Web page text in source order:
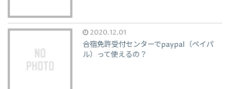
2020.12.01
合宿免許受付センターでpaypal（ペイパ
ル）って使えるの？